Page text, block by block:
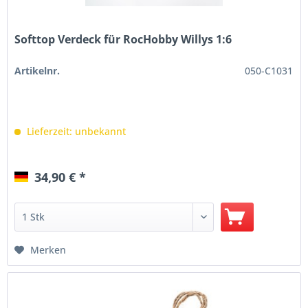
Softtop Verdeck für RocHobby Willys 1:6
Artikelnr. 050-C1031
Lieferzeit: unbekannt
34,90 € *
Merken